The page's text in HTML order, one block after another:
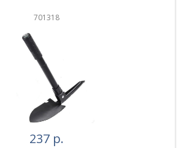
701318
237 р.